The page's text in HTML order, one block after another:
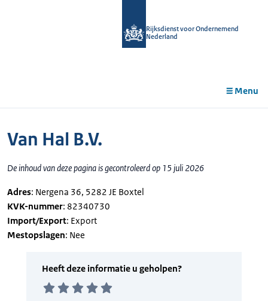
Rijksdienst voor Ondernemend
Nederland
Menu
Van Hal B.V.
De inhoud van deze pagina is gecontroleerd op 15 juli 2026
Adres: Nergena 36, 5282 JE Boxtel
KVK-nummer: 82340730
Import/Export: Export
Mestopslagen: Nee